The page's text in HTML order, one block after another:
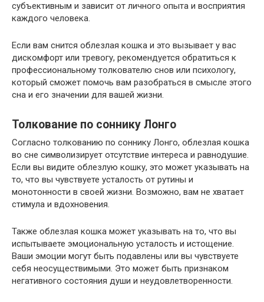
субъективным и зависит от личного опыта и восприятия
каждого человека.
Если вам снится облезлая кошка и это вызывает у вас
дискомфорт или тревогу, рекомендуется обратиться к
профессиональному толкователю снов или психологу,
который сможет помочь вам разобраться в смысле этого
сна и его значении для вашей жизни.
Толкование по соннику Лонго
Согласно толкованию по соннику Лонго, облезлая кошка
во сне символизирует отсутствие интереса и равнодушие.
Если вы видите облезлую кошку, это может указывать на
то, что вы чувствуете усталость от рутины и
монотонности в своей жизни. Возможно, вам не хватает
стимула и вдохновения.
Также облезлая кошка может указывать на то, что вы
испытываете эмоциональную усталость и истощение.
Ваши эмоции могут быть подавлены или вы чувствуете
себя неосуществимыми. Это может быть признаком
негативного состояния души и неудовлетворенности.